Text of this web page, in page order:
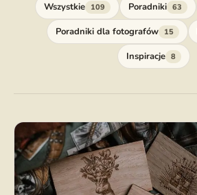
Wszystkie 109 Poradniki 63
Poradniki dla fotografów 15
Inspiracje 8